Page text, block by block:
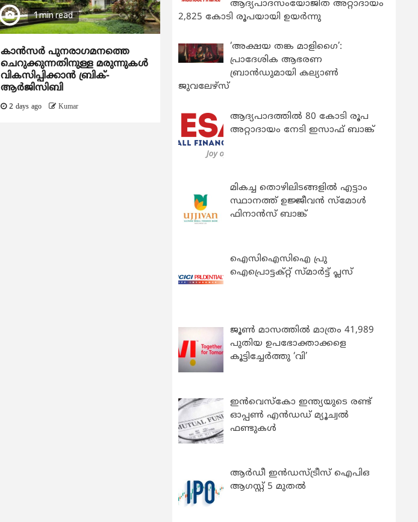
1 min read
കാന്‍സര്‍ പുനരാഗമനത്തെ
ചെറുക്കുന്നതിനുള്ള മരുന്നുകള്‍
വികസിപ്പിക്കാന്‍ ബ്രിക്-
ആര്‍ജിസിബി
2 days ago Kumar
ആദ്യപാദസംയോജിത അറ്റാദായം
2,825 കോടി രൂപയായി ഉയർന്നു
‘അക്ഷയ തങ്ക മാളിഗൈ’:
പ്രാദേശിക ആഭരണ
ബ്രാന്‍ഡുമായി കല്യാണ്‍
ജുവലേഴ്‌സ്
ആദ്യപാദത്തിൽ 80 കോടി രൂപ
അറ്റാദായം നേടി ഇസാഫ് ബാങ്ക്
മികച്ച തൊഴിലിടങ്ങളിൽ എട്ടാം
സ്ഥാനത്ത് ഉജ്ജീവൻ സ്മോൾ
ഫിനാൻസ് ബാങ്ക്
ഐസിഐസിഐ പ്രു
ഐപ്രൊട്ടക്റ്റ് സ്മാർട്ട് പ്ലസ്
ജൂൺ മാസത്തിൽ മാത്രം 41,989
പുതിയ ഉപഭോക്താക്കളെ
കൂട്ടിച്ചേർത്തു ‘വി’
ഇന്‍വെസ്കോ ഇന്ത്യയുടെ രണ്ട്
ഓപ്പണ്‍ എന്‍ഡഡ് മ്യൂച്വല്‍
ഫണ്ടുകള്‍
ആർഡീ ഇൻഡസ്ട്രീസ് ഐപിഒ
ആഗസ്റ്റ് 5 മുതൽ